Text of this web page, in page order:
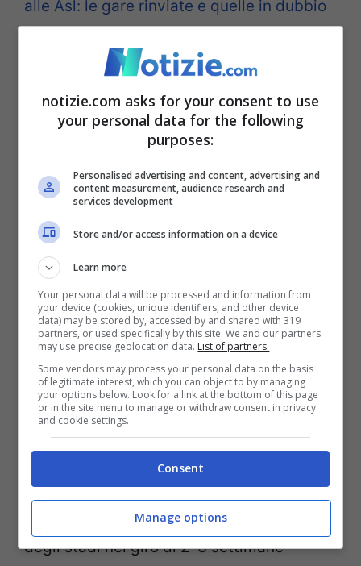
alle Asl: le gare rinviate e quelle in dubbio
Serve responsabilità,
opportuno andare avanti?
Mario Draghi avrebbe chiesto responsabilità al mondo del
calcio (Ansa Foto)
Una chiacchierata senza
tensioni sullo sfondo, ma con la
consapevolezza che possa esserci una
nuova decisione che porterà la chiusura
degli stadi nel giro di 2-3 settimane
notizie.com asks for your consent to use
your personal data for the following
purposes:
Personalised advertising and content, advertising and
content measurement, audience research and
services development
Store and/or access information on a device
Learn more
Your personal data will be processed and information from
your device (cookies, unique identifiers, and other device
data) may be stored by, accessed by and shared with 319
partners, or used specifically by this site. We and our partners
may use precise geolocation data. List of partners.
Some vendors may process your personal data on the basis
of legitimate interest, which you can object to by managing
your options below. Look for a link at the bottom of this page
or in the site menu to manage or withdraw consent in privacy
and cookie settings.
Consent
Manage options